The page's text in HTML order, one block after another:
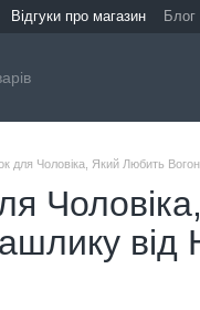
Відгуки про магазин Блог
для Чоловіка, Який Любить
від